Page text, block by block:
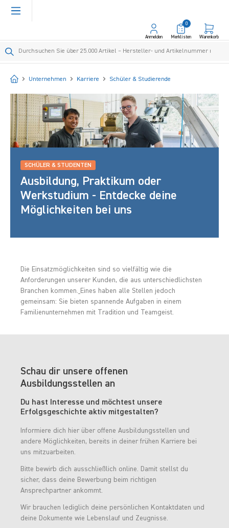
springen
Anmelden Merklisten
0
Warenkorb
Startseite
Unternehmen Karriere Schüler & Studierende
SCHÜLER & STUDENTEN
Ausbildung, Praktikum oder
Werkstudium - Entdecke deine
Möglichkeiten bei uns
Die Einsatzmöglichkeiten sind so vielfältig wie die
Anforderungen unserer Kunden, die aus unterschiedlichsten
Branchen kommen.
Eines haben alle Stellen jedoch
gemeinsam: Sie bieten spannende Aufgaben in einem
Familienunternehmen mit Tradition und Teamgeist.
Schau dir unsere offenen
Ausbildungsstellen an
Du hast Interesse und möchtest unsere
Erfolgsgeschichte aktiv mitgestalten?
Informiere dich hier über offene Ausbildungsstellen und
andere Möglichkeiten, bereits in deiner frühen Karriere bei
uns mitzuarbeiten.
Bitte bewirb dich ausschließlich online. Damit stellst du
sicher, dass deine Bewerbung beim richtigen
Ansprechpartner ankommt.
Wir brauchen lediglich deine persönlichen Kontaktdaten und
deine Dokumente wie Lebenslauf und Zeugnisse.